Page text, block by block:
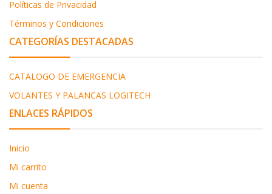
Políticas de Privacidad
Términos y Condiciones
CATEGORÍAS DESTACADAS
CATALOGO DE EMERGENCIA
VOLANTES Y PALANCAS LOGITECH
ENLACES RÁPIDOS
Inicio
Mi carrito
Mi cuenta